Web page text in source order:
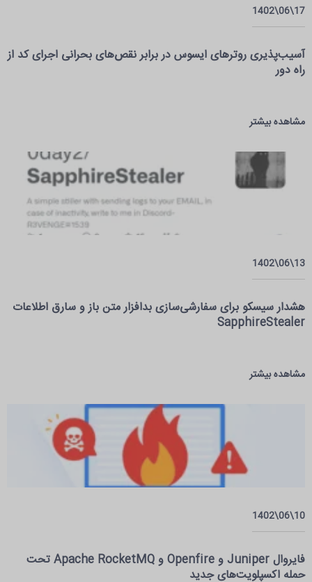
17\06\1402
آسیب‌پذیری روتر‌های ایسوس در برابر نقص‌های بحرانی اجرای کد از
راه دور
مشاهده بیشتر
13\06\1402
هشدار سیسکو برای سفارشی‌سازی بدافزار متن باز و سارق اطلاعات
SapphireStealer
مشاهده بیشتر
10\06\1402
فایروال Juniper و Openfire و Apache RocketMQ تحت
حمله اکسپلویت‌های جدید